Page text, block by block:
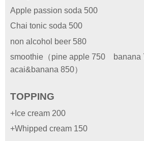
Apple passion soda 500
Chai tonic soda 500
non alcohol beer 580
smoothie （pine apple 750
acai&banana 850）
TOPPING
+Ice cream 200
+Whipped cream 150